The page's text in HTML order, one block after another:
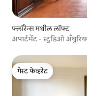
फ्लॉरेन्स मधील लॉफ्ट
अपार्टमेंट - स्टुडिओ
गेस्ट फेव्हरेट
गेस्ट फेव्हरेट